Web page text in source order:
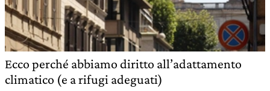
Ecco perché abbiamo diritto all’adattamento
climatico (e a rifugi adeguati)